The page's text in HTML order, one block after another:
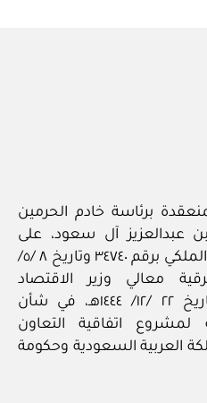
برئاسة خادم الحرمين
عبدالعزيز آل سعود، على
المعاملة الواردة من الديوان الملكي برقم ٣٤٧٤٠ وتاريخ ٨ /٥/
معالي وزير الاقتصاد
والتخطيط رقم ٤٤٠٤٩٤٥ وتاريخ ٢٢ /١٢/ ١٤٤٤هـ، في شأن
لمشروع اتفاقية التعاون
العربية السعودية وحكومة